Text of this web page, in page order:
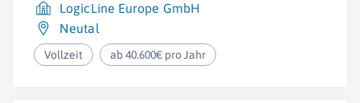
LogicLine Europe GmbH
Neutal
Vollzeit ab 40.600€ pro Jahr